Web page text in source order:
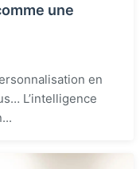
une
en
L’intelligence